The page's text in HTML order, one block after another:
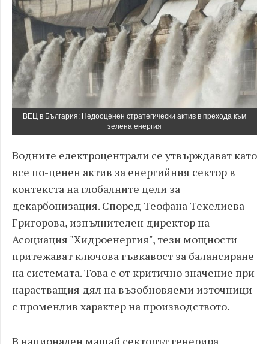
ВЕЦ в България: Недооценен стратегически актив в прехода към
зелена енергия
Водните електроцентрали се утвърждават като
все по-ценен актив за енергийния сектор в
контекста на глобалните цели за
декарбонизация. Според Теофана Текелиева-
Григорова, изпълнителен директор на
Асоциация "Хидроенергия", тези мощности
притежават ключова гъвкавост за балансиране
на системата. Това е от критично значение при
нарастващия дял на възобновяеми източници
с променлив характер на производството.
В национален мащаб секторът генерира